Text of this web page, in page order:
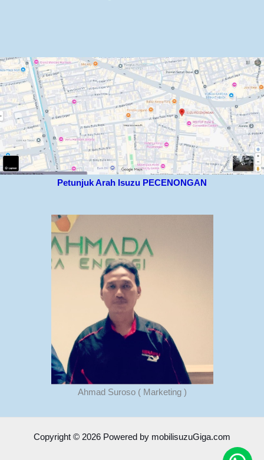
Petunjuk Arah Isuzu PECENONGAN
Ahmad Suroso ( Marketing )
Copyright © 2026 Powered by mobilisuzuGiga.com